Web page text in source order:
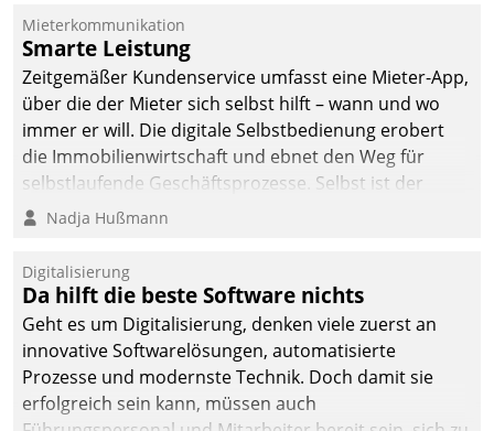
Mieterkommunikation
Smarte Leistung
Zeitgemäßer Kundenservice umfasst eine Mieter-App,
über die der Mieter sich selbst hilft – wann und wo
immer er will. Die digitale Selbstbedienung erobert
die Immobilienwirtschaft und ebnet den Weg für
selbstlaufende Geschäftsprozesse. Selbst ist der
Kunde und smart der Serviceanbieter.
Nadja Hußmann
Digitalisierung
Da hilft die beste Software nichts
Geht es um Digitalisierung, denken viele zuerst an
innovative Softwarelösungen, automatisierte
Prozesse und modernste Technik. Doch damit sie
erfolgreich sein kann, müssen auch